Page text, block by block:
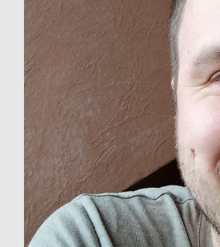
€
Patrick Forst